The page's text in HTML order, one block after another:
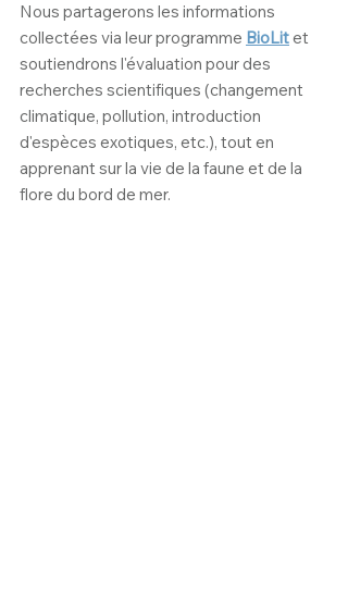
Nous partagerons les informations
collectées via leur programme BioLit et
soutiendrons l'évaluation pour des
recherches scientifiques (changement
climatique, pollution, introduction
d'espèces exotiques, etc.), tout en
apprenant sur la vie de la faune et de la
flore du bord de mer.